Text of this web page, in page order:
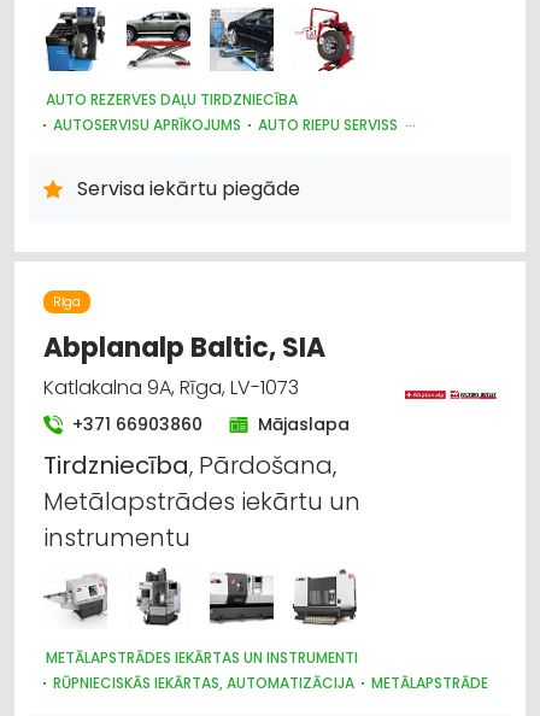
AUTO REZERVES DAĻU TIRDZNIECĪBA
AUTOSERVISU APRĪKOJUMS
AUTO RIEPU SERVISS
Servisa iekārtu piegāde
Rīga
Abplanalp Baltic, SIA
Katlakalna 9A, Rīga, LV-1073
+371 66903860 Mājaslapa
Tirdzniecība, Pārdošana,
Metālapstrādes iekārtu un
instrumentu
METĀLAPSTRĀDES IEKĀRTAS UN INSTRUMENTI
RŪPNIECISKĀS IEKĀRTAS, AUTOMATIZĀCIJA
METĀLAPSTRĀDE